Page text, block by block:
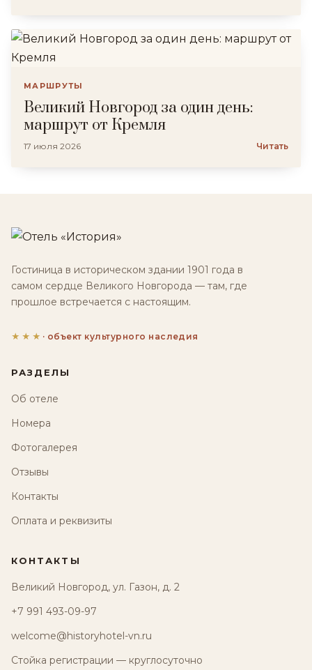
МАРШРУТЫ
Великий Новгород за один день:
маршрут от Кремля
17 июля 2026 Читать
Гостиница в историческом здании 1901 года в
самом сердце Великого Новгорода — там, где
прошлое встречается с настоящим.
★★★ · объект культурного наследия
РАЗДЕЛЫ
Об отеле
Номера
Фотогалерея
Отзывы
Контакты
Оплата и реквизиты
КОНТАКТЫ
Великий Новгород, ул. Газон, д. 2
+7 991 493-09-97
welcome@historyhotel-vn.ru
Стойка регистрации — круглосуточно